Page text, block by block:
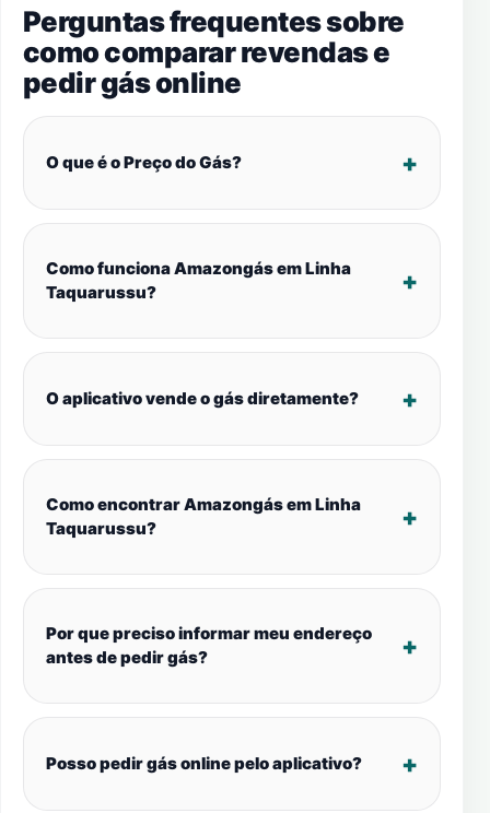
Perguntas frequentes sobre
como comparar revendas e
pedir gás online
O que é o Preço do Gás?
Como funciona Amazongás em Linha
Taquarussu?
O aplicativo vende o gás diretamente?
Como encontrar Amazongás em Linha
Taquarussu?
Por que preciso informar meu endereço
antes de pedir gás?
Posso pedir gás online pelo aplicativo?